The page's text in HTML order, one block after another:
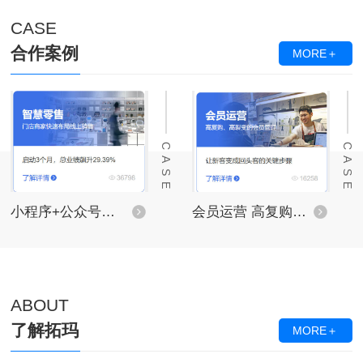
CASE
合作案例
MORE＋
小程序+公众号独立线上商城_智慧零售
CASE
会员运营 高复购、高裂变的会员管理 让新客变成回头客的关键步骤
CASE
ABOUT
了解拓玛
MORE＋